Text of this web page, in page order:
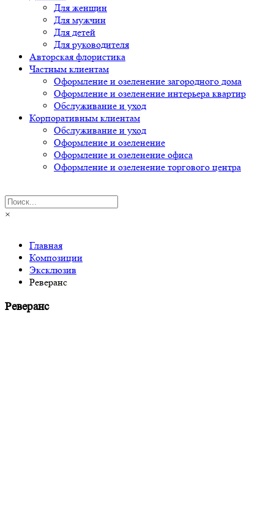
Для женщин
Для мужчин
Для детей
Для руководителя
Авторская флористика
Частным клиентам
Оформление и озеленение загородного дома
Оформление и озеленение интерьера квартир
Обслуживание и уход
Корпоративным клиентам
Обслуживание и уход
Оформление и озеленение
Оформление и озеленение офиса
Оформление и озеленение торгового центра
×
Главная
Композиции
Эксклюзив
Реверанс
Реверанс